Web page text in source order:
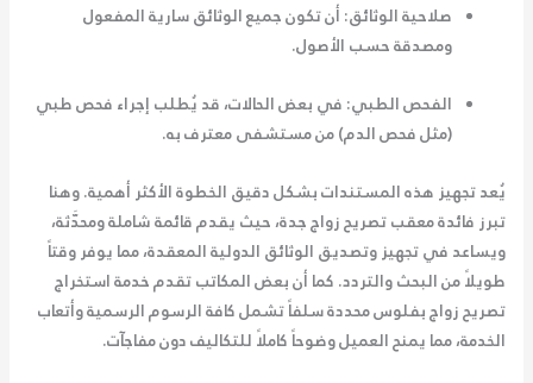
صلاحية الوثائق: أن تكون جميع الوثائق سارية المفعول
ومصدقة حسب الأصول.
الفحص الطبي: في بعض الحالات، قد يُطلب إجراء فحص طبي
(مثل فحص الدم) من مستشفى معترف به.
يُعد تجهيز هذه المستندات بشكل دقيق الخطوة الأكثر أهمية. وهنا
تبرز فائدةمعقب تصريح زواج جدة، حيث يقدم قائمة شاملة ومحدَّثة،
ويساعد في تجهيز وتصديق الوثائق الدولية المعقدة، مما يوفر وقتاً
طويلاً من البحث والتردد. كما أن بعض المكاتب تقدم خدمةاستخراج
تصريح زواج بفلوسمحددة سلفاً تشمل كافة الرسوم الرسمية وأتعاب
الخدمة، مما يمنح العميل وضوحاً كاملاً للتكاليف دون مفاجآت.